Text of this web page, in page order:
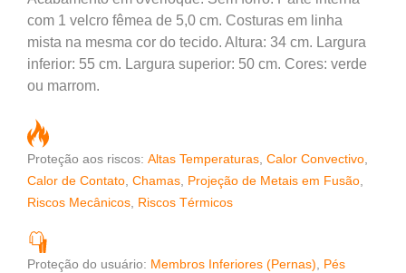
com 1 velcro fêmea de 5,0 cm. Costuras em linha
mista na mesma cor do tecido. Altura: 34 cm. Largura
inferior: 55 cm. Largura superior: 50 cm. Cores: verde
ou marrom.
Proteção aos riscos: Altas Temperaturas Calor Convectivo
Calor de Contato Chamas Projeção de Metais em Fusão
Riscos Mecânicos Riscos Térmicos
Proteção do usuário: Membros Inferiores (Pernas), Pés